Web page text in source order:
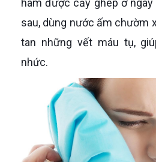
sau, dùng nước ấm chườm
tan những vết máu tụ,
nhức.